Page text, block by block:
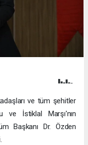
ve tüm şehitler
ve İstiklal Marşı'nın
Başkanı Dr. Özden